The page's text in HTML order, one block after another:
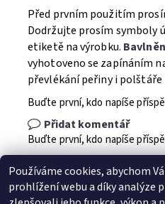
Před prvním použitím
Dodržujte prosím symboly
etiketě na výrobku.
vyhotoveno se zapínáním
převlékání peřiny i polštáře
Buďte první, kdo napíše
Přidat komentář
Buďte první, kdo napíše
Používáme cookies, abychom
prohlížení webu a díky analýze